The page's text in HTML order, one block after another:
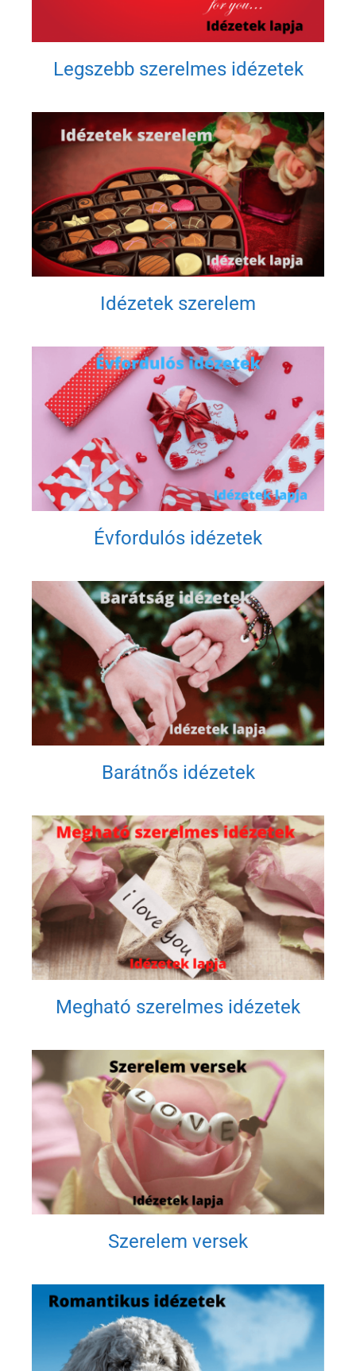
Legszebb szerelmes idézetek
Idézetek szerelem
Évfordulós idézetek
Barátnős idézetek
Megható szerelmes idézetek
Szerelem versek